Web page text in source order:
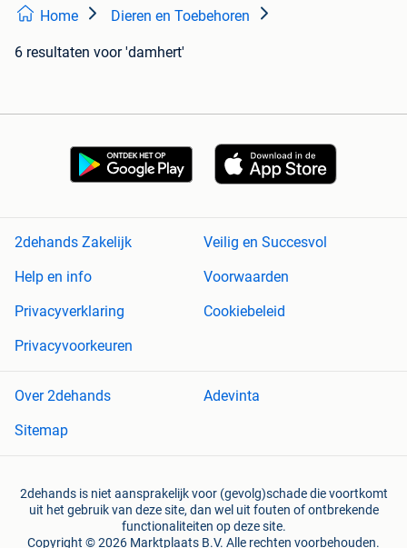
Home Dieren en Toebehoren
6 resultaten voor 'damhert'
2dehands Zakelijk
Veilig en Succesvol
Help en info
Voorwaarden
Privacyverklaring
Cookiebeleid
Privacyvoorkeuren
Over 2dehands
Adevinta
Sitemap
2dehands is niet aansprakelijk voor (gevolg)schade die voortkomt
uit het gebruik van deze site, dan wel uit fouten of ontbrekende
functionaliteiten op deze site.
Copyright © 2026 Marktplaats B.V. Alle rechten voorbehouden.